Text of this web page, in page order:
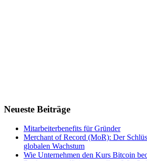
Neueste Beiträge
Mitarbeiterbenefits für Gründer
Merchant of Record (MoR): Der
globalen Wachstum
Wie Unternehmen den Kurs Bitcoin